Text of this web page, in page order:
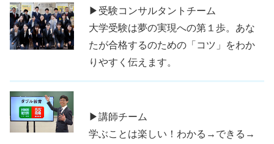
▶受験コンサルタントチーム
大学受験は夢の実現への第１歩。あな
たが合格するのための「コツ」をわか
りやすく伝えます。
▶講師チーム
学ぶことは楽しい！わかる→できる→